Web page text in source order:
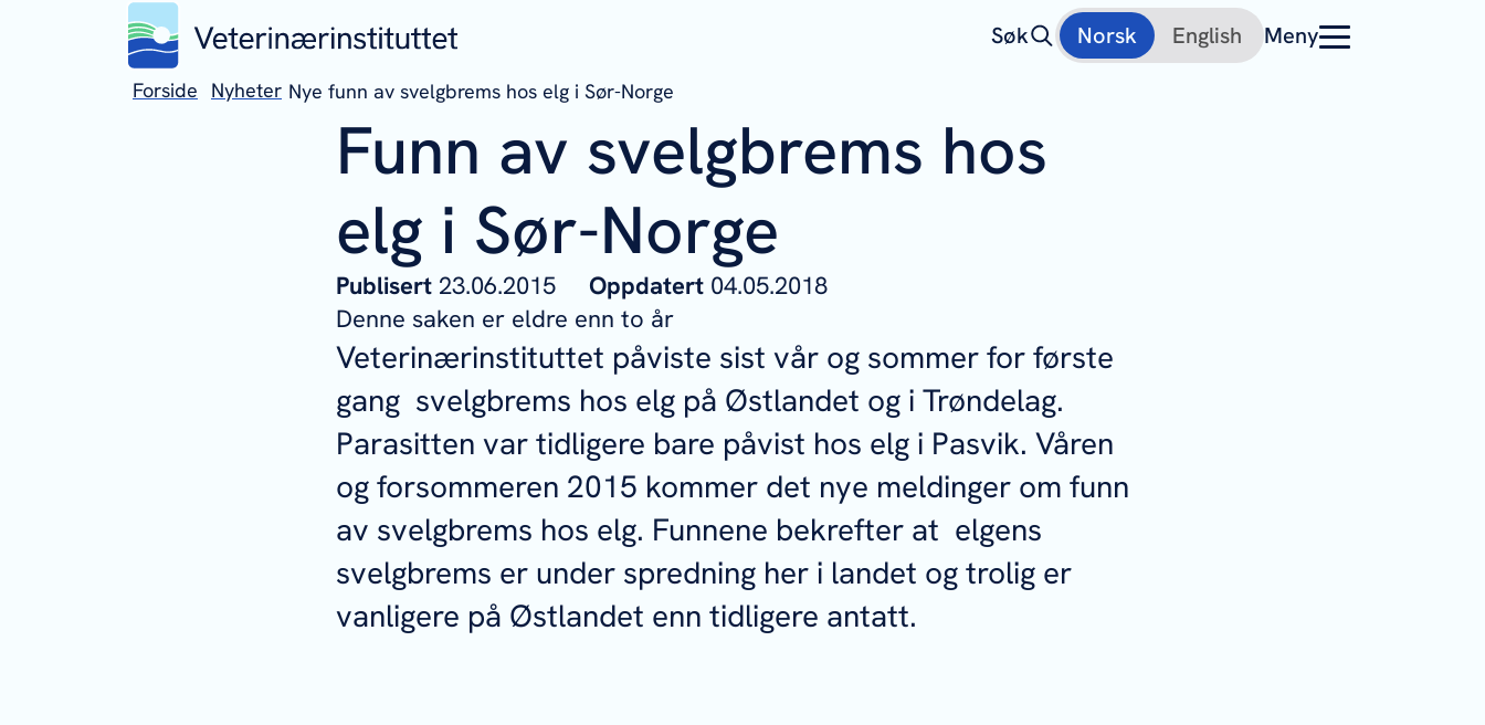
Søk Norsk English Meny
Forside Nyheter Nye funn av svelgbrems hos elg i Sør-Norge
Funn av svelgbrems hos
elg i Sør-Norge
Publisert 23.06.2015 Oppdatert 04.05.2018
Denne saken er eldre enn to år
Veterinærinstituttet påviste sist vår og sommer for første
gang svelgbrems hos elg på Østlandet og i Trøndelag.
Parasitten var tidligere bare påvist hos elg i Pasvik. Våren
og forsommeren 2015 kommer det nye meldinger om funn
av svelgbrems hos elg. Funnene bekrefter at elgens
svelgbrems er under spredning her i landet og trolig er
vanligere på Østlandet enn tidligere antatt.